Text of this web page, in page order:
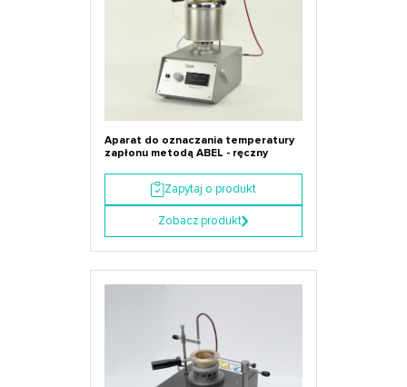
Aparat do oznaczania temperatury
zapłonu metodą ABEL - ręczny
Zapytaj o produkt
Zobacz produkt